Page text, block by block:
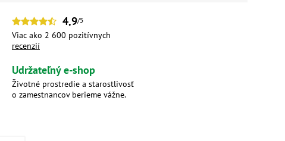
4,9/5
Viac ako 2 600 pozitívnych
recenzií
Udržateľný e-shop
Životné prostredie a starostlivosť
o zamestnancov berieme vážne.